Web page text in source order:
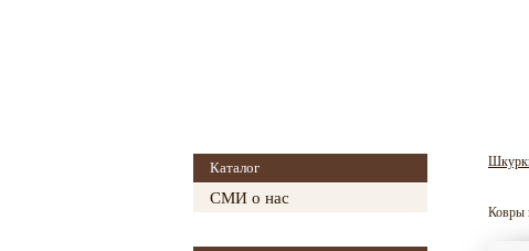
Каталог
СМИ о нас
Ковры